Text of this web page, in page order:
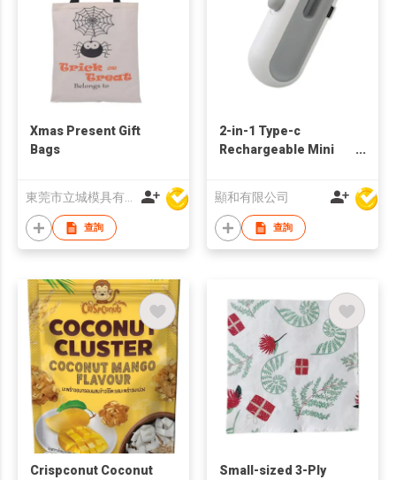
Xmas Present Gift
Bags
東莞市立城模具有限公司
查詢
2-in-1 Type-c
Rechargeable Mini
顯和有限公司
查詢
Crispconut Coconut
Small-sized 3-Ply